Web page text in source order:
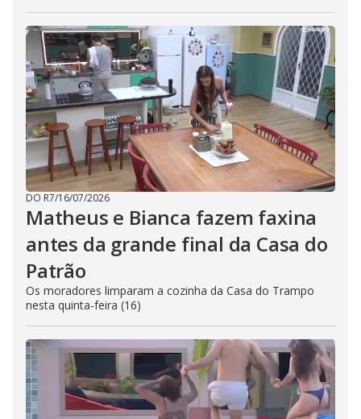
DO R7/16/07/2026
Matheus e Bianca fazem faxina
antes da grande final da Casa do
Patrão
Os moradores limparam a cozinha da Casa do Trampo
nesta quinta-feira (16)